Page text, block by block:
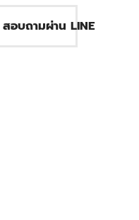
สอบถามผ่าน LINE